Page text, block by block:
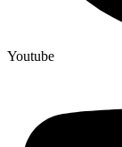
Youtube